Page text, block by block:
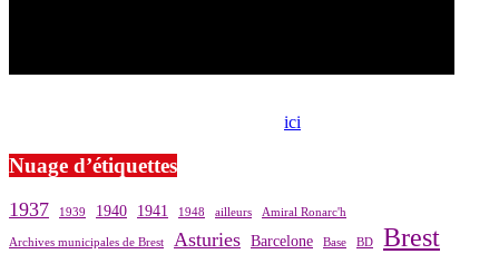
ici
Nuage d’étiquettes
1937 1939 1940 1941 1948 ailleurs Amiral Ronarc'h
Archives municipales de Brest Asturies Barcelone Base BD Brest